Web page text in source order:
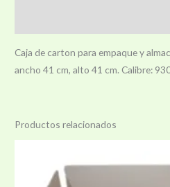
Caja de carton para empaque y
ancho 41 cm, alto 41 cm. Calibre:
Productos relacionados